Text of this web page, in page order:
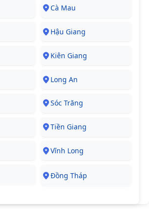
Cà Mau
Hậu Giang
Kiên Giang
Long An
Sóc Trăng
Tiền Giang
Vĩnh Long
Đồng Tháp